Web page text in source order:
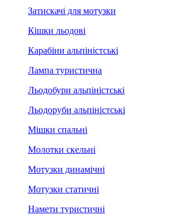
Затискачі для мотузки
Кішки льодові
Карабіни альпіністські
Лампа туристична
Льодобури альпіністські
Льодоруби альпіністські
Мішки спальні
Молотки скельні
Мотузки динамічні
Мотузки статичні
Намети туристичні